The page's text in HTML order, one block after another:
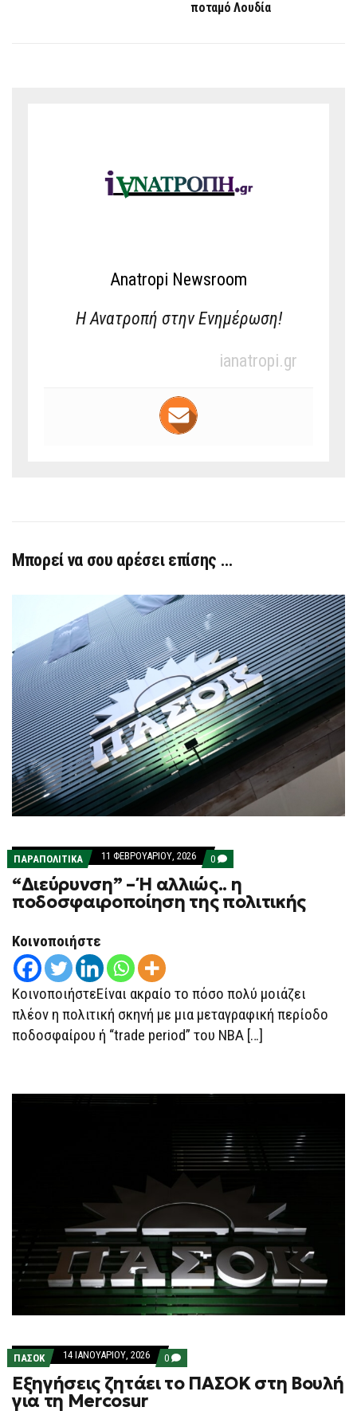
ποταμό Λουδία
Anatropi Newsroom
Η Ανατροπή στην Ενημέρωση!
ianatropi.gr
Μπορεί να σου αρέσει επίσης …
ΠΑΡΑΠΟΛΙΤΙΚΑ 11 ΦΕΒΡΟΥΑΡΊΟΥ, 2026 0 COMMENTS
ON
“ΔΙΕΎΡΥΝΣΗ”
–
Ή Α
“Διεύρυνση” – Ή αλλιώς.. η
ποδοσφαιροποίηση της πολιτικής
Κοινοποιήστε
ΚοινοποιήστεΕίναι ακραίο το πόσο πολύ μοιάζει
πλέον η πολιτική σκηνή με μια μεταγραφική περίοδο
ποδοσφαίρου ή “trade period” του ΝΒΑ […]
ΠΑΣΟΚ 14 ΙΑΝΟΥΑΡΊΟΥ, 2026 0 COMMENTS
ON
ΕΞΗΓΉΣΕΙΣ
ΖΗΤΆΕΙ
Εξηγήσεις ζητάει το ΠΑΣΟΚ στη Βουλή
για τη Mercosur